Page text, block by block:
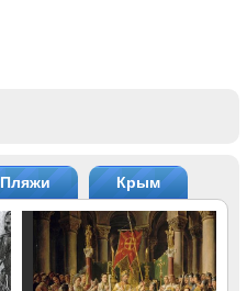
Пляжи Крым